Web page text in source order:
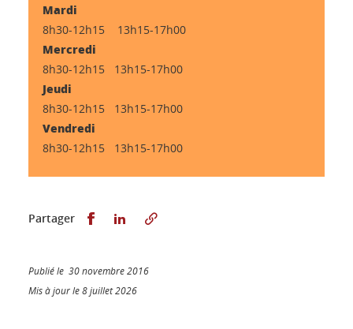
Mardi
8h30-12h15 13h15-17h00
Mercredi
8h30-12h15 13h15-17h00
Jeudi
8h30-12h15 13h15-17h00
Vendredi
8h30-12h15 13h15-17h00
Partager Partager sur Facebook
Partager sur LinkedIn
Publié le 30 novembre 2016
Mis à jour le 8 juillet 2026